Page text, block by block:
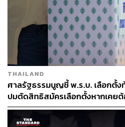
และเมื่อสืบค้นประวัติย้อนหลังใน
กฎหมายซ้ำ ซึ่งคณะกฎหมายรา
ใดห้าม และไม่เคยมีปัญหาตีควา
ตั้งแต่ตั้น และเมื่อการเสนอญัตติ
การเสนอญัตติด้วยวาจาก็มีผลไม่แ
พิสูจน์อักษร: ลักษณ์นารา พักตร์เพี
TAGS: รัฐธรรมนูญ
ไพบูลย์ นิติตะ
การแก้ไขรัฐธรรมนูญ
ประ
THAILAND
ศาลรัฐธรรมนูญชี้ พ.ร.บ. เลือกตั้
ปมตัดสิทธิสมัครเลือกตั้งหากเคย